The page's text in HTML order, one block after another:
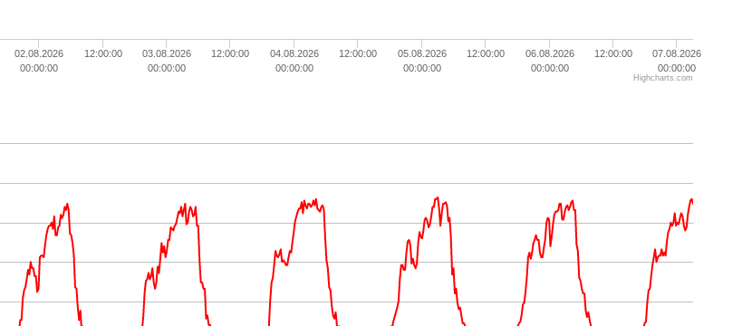
02.08.2026
00:00:00
12:00:00
03.08.2026
00:00:00
12:00:00
04.08.2026
00:00:00
12:00:00
05.08.2026
00:00:00
12:00:00
06.08.2026
00:00:00
12:00:00
07.08.2026
00:00:00
Highcharts.com